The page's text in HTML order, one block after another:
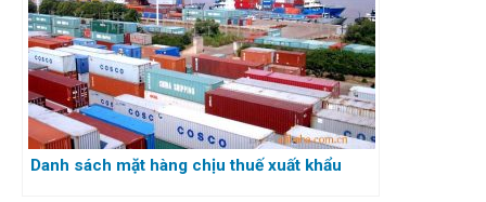
Danh sách mặt hàng chịu thuế xuất khẩu